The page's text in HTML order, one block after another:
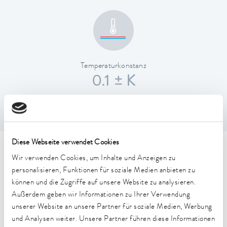
Diese Webseite verwendet Cookies
Wir verwenden Cookies, um Inhalte und Anzeigen zu
personalisieren, Funktionen für soziale Medien anbieten zu
können und die Zugriffe auf unsere Website zu analysieren.
Außerdem geben wir Informationen zu Ihrer Verwendung
unserer Website an unsere Partner für soziale Medien, Werbung
und Analysen weiter. Unsere Partner führen diese Informationen
Temperaturkonstanz
0.1 ± K
Technische Merkmale (nach
DIN 12876)
Arbeitstemperaturbereich
25 ... 100 °C